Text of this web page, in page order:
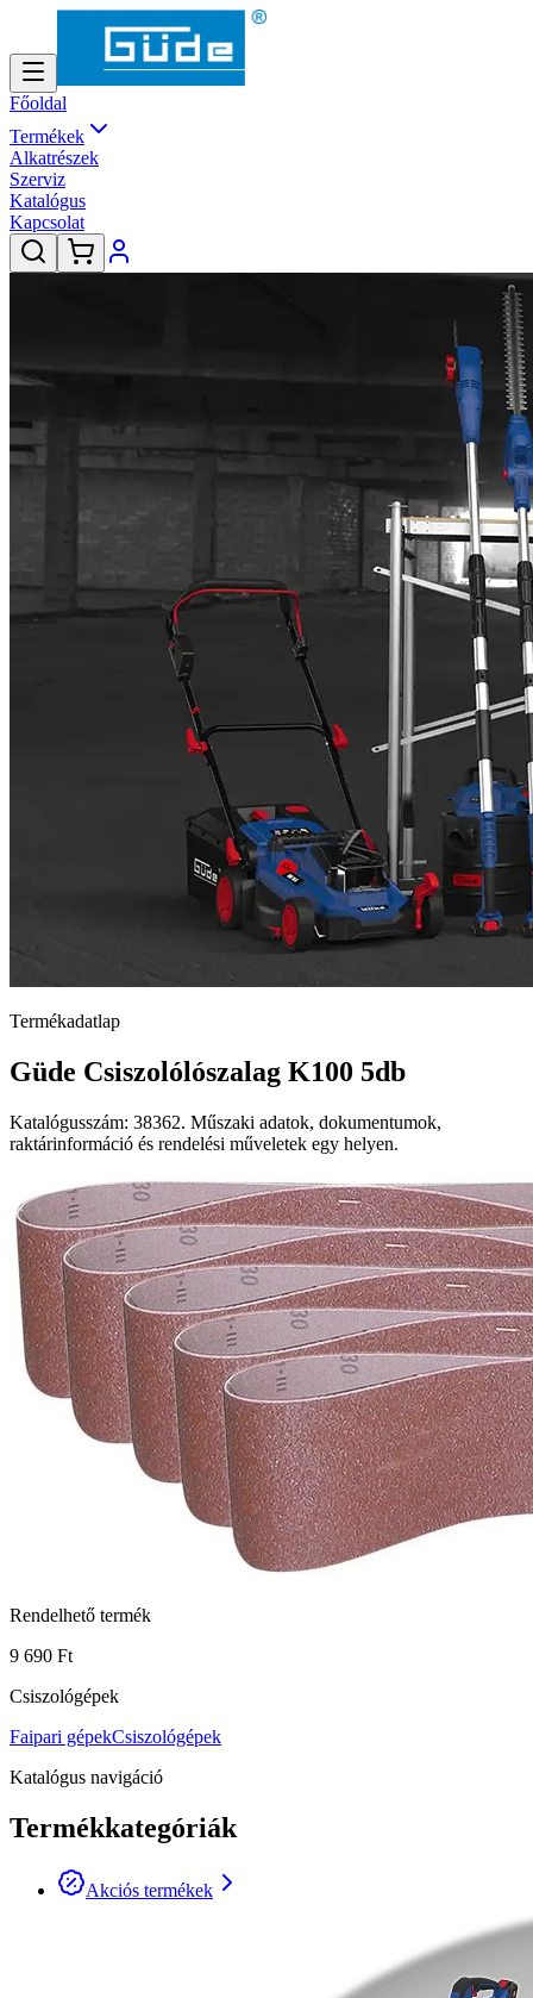
Főoldal
Termékek
Alkatrészek
Szerviz
Katalógus
Kapcsolat
Termékadatlap
Güde Csiszolólószalag K100 5db
Katalógusszám: 38362. Műszaki adatok, dokumentumok,
raktárinformáció és rendelési műveletek egy helyen.
Rendelhető termék
9 690 Ft
Csiszológépek
Faipari gépekCsiszológépek
Katalógus navigáció
Termékkategóriák
Akciós termékek